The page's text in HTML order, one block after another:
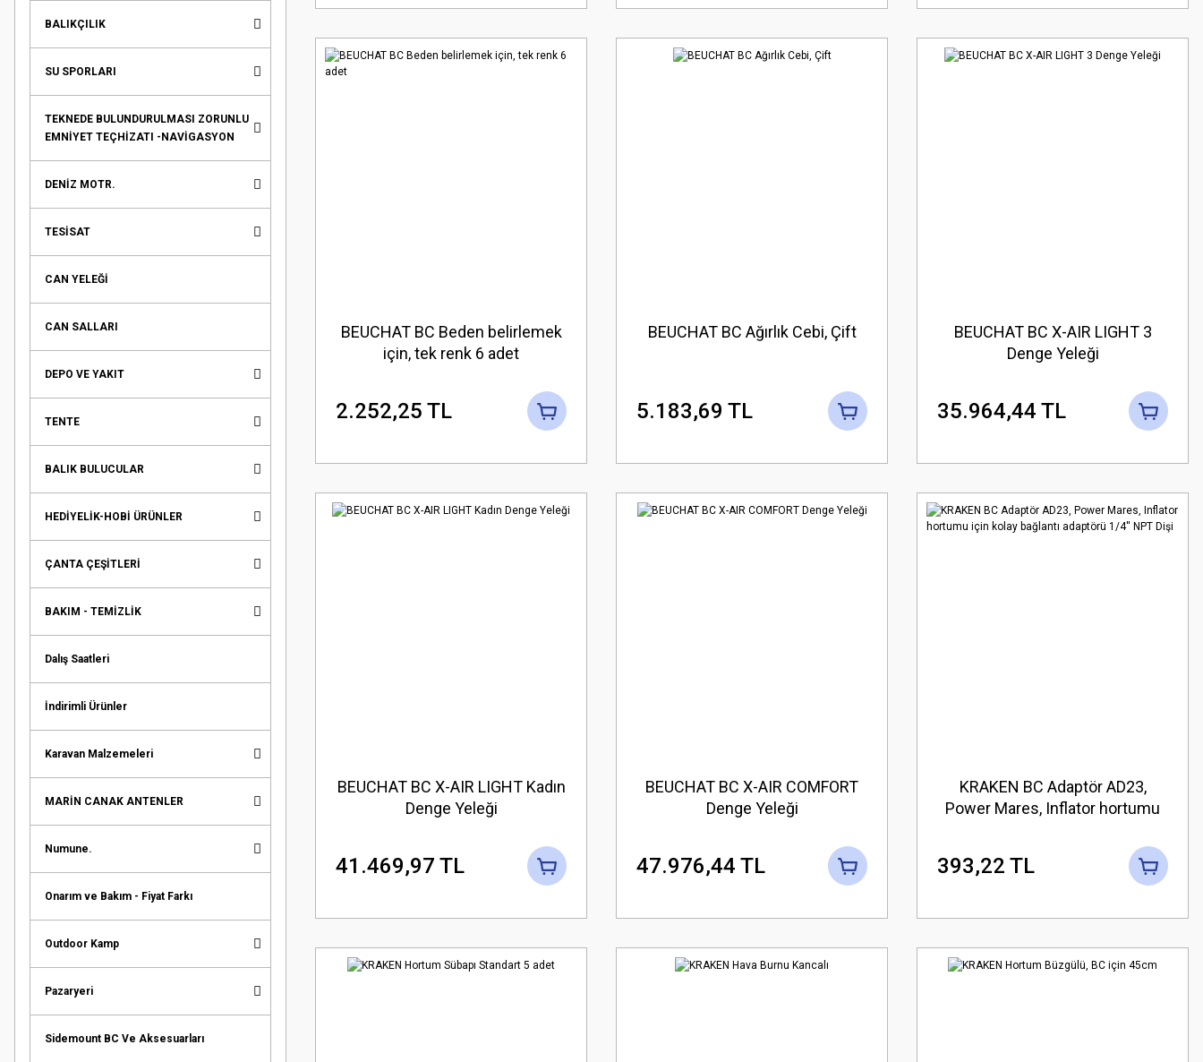
BALIKÇILIK
SU SPORLARI
TEKNEDE BULUNDURULMASI ZORUNLU
EMNİYET TEÇHİZATI -NAVİGASYON
DENİZ MOTR.
TESİSAT
CAN YELEĞİ
CAN SALLARI
DEPO VE YAKIT
TENTE
BALIK BULUCULAR
HEDİYELİK-HOBİ ÜRÜNLER
ÇANTA ÇEŞİTLERİ
BAKIM - TEMİZLİK
Dalış Saatleri
İndirimli Ürünler
Karavan Malzemeleri
MARİN CANAK ANTENLER
Numune.
Onarım ve Bakım - Fiyat Farkı
Outdoor Kamp
Pazaryeri
Sidemount BC Ve Aksesuarları
BEUCHAT BC Beden belirlemek
için, tek renk 6 adet
2.252,25 TL
BEUCHAT BC Ağırlık Cebi, Çift
5.183,69 TL
BEUCHAT BC X-AIR LIGHT 3
Denge Yeleği
35.964,44 TL
BEUCHAT BC X-AIR LIGHT Kadın
Denge Yeleği
41.469,97 TL
BEUCHAT BC X-AIR COMFORT
Denge Yeleği
47.976,44 TL
KRAKEN BC Adaptör AD23,
Power Mares, Inflator hortumu
393,22 TL